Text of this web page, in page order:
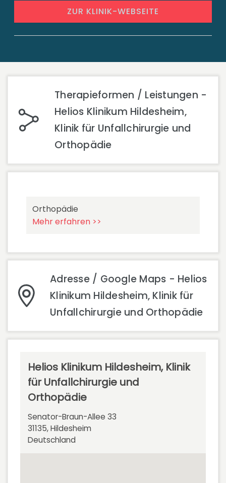
ZUR KLINIK-WEBSEITE
Therapieformen / Leistungen -
Helios Klinikum Hildesheim,
Klinik für Unfallchirurgie und
Orthopädie
Orthopädie
Mehr erfahren >>
Adresse / Google Maps - Helios
Klinikum Hildesheim, Klinik für
Unfallchirurgie und Orthopädie
Helios Klinikum Hildesheim, Klinik
für Unfallchirurgie und
Orthopädie
Senator-Braun-Allee 33
31135, Hildesheim
Deutschland